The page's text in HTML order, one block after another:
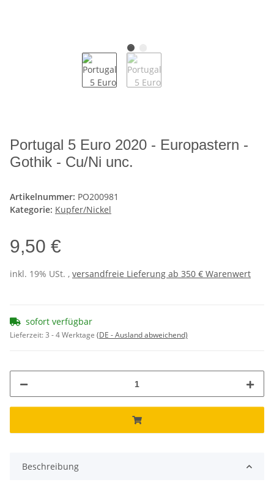
Portugal 5 Euro 2020 - Europastern -
Gothik - Cu/Ni unc.
Artikelnummer: PO200981
Kategorie: Kupfer/Nickel
9,50 €
inkl. 19% USt. , versandfreie Lieferung ab 350 € Warenwert
sofort verfügbar
Lieferzeit:3 - 4 Werktage (DE - Ausland abweichend)
Beschreibung